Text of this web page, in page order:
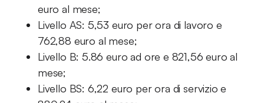
euro al mese;
Livello AS: 5,53 euro per ora di lavoro e
762,88 euro al mese;
Livello B: 5.86 euro ad ore e 821,56 euro al
mese;
Livello BS: 6,22 euro per ora di servizio e